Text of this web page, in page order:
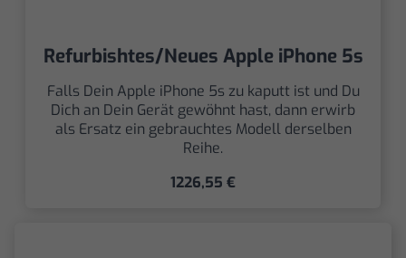
Refurbishtes/Neues Apple iPhone 5s
Falls Dein Apple iPhone 5s zu kaputt ist und Du
Dich an Dein Gerät gewöhnt hast, dann erwirb
als Ersatz ein gebrauchtes Modell derselben
Reihe.
1226,55 €